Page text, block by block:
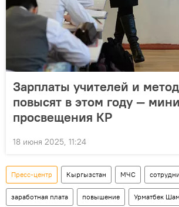
Зарплаты учителей и
повысят в этом году —
просвещения КР
18 июня 2025, 11:24
Пресс-центр Кыргызстан МЧС
заработная плата повышение Урматбек